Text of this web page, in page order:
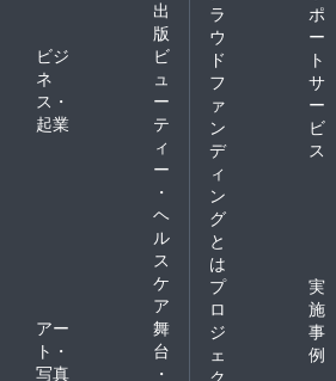
出
版
ビジ
ネ
ス・
起業
ビ
ュ
ー
テ
ィ
ー
・
ヘ
ル
ス
ケ
ア
アー
ト・
写真
舞
台
・
ラ
ウ
ド
フ
ァ
ン
デ
ィ
ン
グ
と
は
ポ
ー
ト
サ
ー
ビ
ス
プ
ロ
ジ
ェ
ク
実
施
事
例